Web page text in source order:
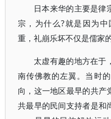
日本来华的主要是律
宗，为什么?就是因为
重，礼崩乐坏不仅是儒家
太虚有趣的地方在于
南传佛教的左翼。当时
向，这一地区最早的共产
共最早的民间支持者是和